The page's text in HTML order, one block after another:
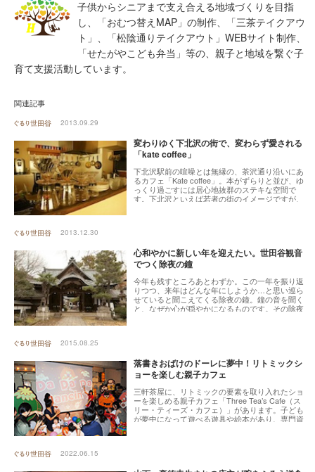
子供からシニアまで支え合える地域づくりを目指
し、「おむつ替えMAP」の制作、「三茶テイクアウ
ト」、「松陰通りテイクアウト」WEBサイト制作、
「せたがやこども弁当」等の、親子と地域を繋ぐ子
育て支援活動しています。
関連記事
2013.09.29
変わりゆく下北沢の街で、変わらず愛される
「kate coffee」
下北沢駅前の喧噪とは無縁の、茶沢通り沿いにあ
るカフェ「Kate coffee」。本がずらりと並び、ゆ
っくり過ごすには居心地抜群のステキな空間で
す。下北沢といえば若者の街のイメージですが、
2013.12.30
心和やかに新しい年を迎えたい。世田谷観音
でつく除夜の鐘
今年も残すところあとわずか。この一年を振り返
りつつ、来年はどんな年にしようか…と思い巡ら
せていると聞こえてくる除夜の鐘。鐘の音を聞く
と、なぜか心が穏やかになるものです。その除夜
2015.08.25
落書きおばけのドーレに夢中！リトミックシ
ョーを楽しむ親子カフェ
三軒茶屋に、リトミックの要素を取り入れたショ
ーを楽しめる親子カフェ「Three Tea’s Cafe（ス
リー・ティーズ・カフェ）」があります。子ども
が夢中になって遊べる遊具や絵本があり、専門資
2022.06.15